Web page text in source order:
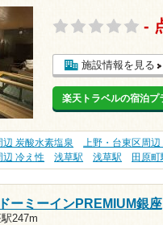
-
施設情報を見る
楽天トラベルの宿泊プ
炭酸水素塩泉 上野・台東区周辺
辺 冷え性
浅草駅 浅草駅 田原町
ーミーインPREMIUM銀座
247m